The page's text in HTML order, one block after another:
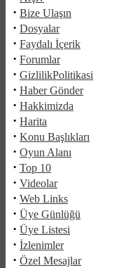
· Bize Ulaşın
· Dosyalar
· Faydalı İçerik
· Forumlar
· GizlilikPolitikasi
· Haber Gönder
· Hakkimizda
· Harita
· Konu Başlıkları
· Oyun Alanı
· Top 10
· Videolar
· Web Links
· Üye Günlüğü
· Üye Listesi
· İzlenimler
· Özel Mesajlar